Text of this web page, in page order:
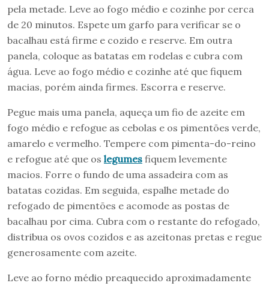
pela metade. Leve ao fogo médio e cozinhe por cerca
de 20 minutos. Espete um garfo para verificar se o
bacalhau está firme e cozido e reserve. Em outra
panela, coloque as batatas em rodelas e cubra com
água. Leve ao fogo médio e cozinhe até que fiquem
macias, porém ainda firmes. Escorra e reserve.
Pegue mais uma panela, aqueça um fio de azeite em
fogo médio e refogue as cebolas e os pimentões verde,
amarelo e vermelho. Tempere com pimenta-do-reino
e refogue até que os legumes fiquem levemente
macios. Forre o fundo de uma assadeira com as
batatas cozidas. Em seguida, espalhe metade do
refogado de pimentões e acomode as postas de
bacalhau por cima. Cubra com o restante do refogado,
distribua os ovos cozidos e as azeitonas pretas e regue
generosamente com azeite.
Leve ao forno médio preaquecido aproximadamente